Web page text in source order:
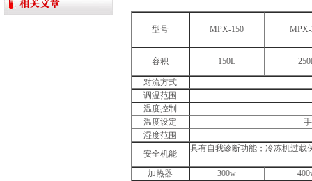
型号 MPX-150 MPX-
容积 150L
对流方式
调温范围
温度控制
温度设定
湿度范围
安全机能
具有自我诊断功能；冷冻机过载
加热器 300w